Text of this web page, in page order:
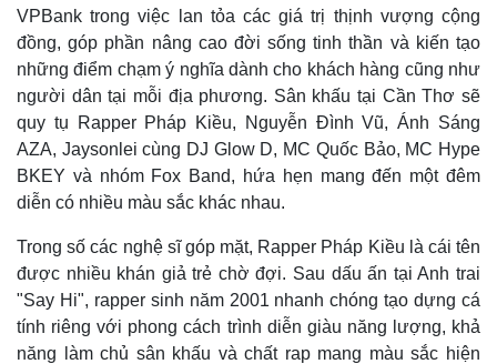
VPBank trong việc lan tỏa các giá trị thịnh vượng cộng
đồng, góp phần nâng cao đời sống tinh thần và kiến tạo
những điểm chạm ý nghĩa dành cho khách hàng cũng như
người dân tại mỗi địa phương. Sân khấu tại Cần Thơ sẽ
quy tụ Rapper Pháp Kiều, Nguyễn Đình Vũ, Ánh Sáng
AZA, Jaysonlei cùng DJ Glow D, MC Quốc Bảo, MC Hype
BKEY và nhóm Fox Band, hứa hẹn mang đến một đêm
diễn có nhiều màu sắc khác nhau.
Trong số các nghệ sĩ góp mặt, Rapper Pháp Kiều là cái tên
được nhiều khán giả trẻ chờ đợi. Sau dấu ấn tại Anh trai
"Say Hi", rapper sinh năm 2001 nhanh chóng tạo dựng cá
tính riêng với phong cách trình diễn giàu năng lượng, khả
năng làm chủ sân khấu và chất rap mang màu sắc hiện